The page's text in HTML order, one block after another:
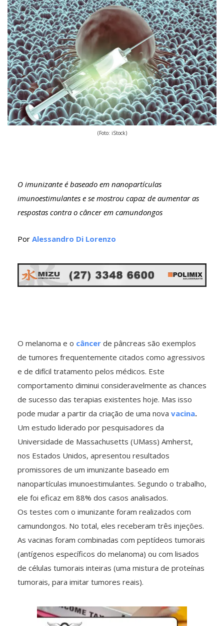
(Foto: iStock)
O imunizante é baseado em nanopartículas
imunoestimulantes e se mostrou capaz de aumentar as
respostas contra o câncer em camundongos
Por Alessandro Di Lorenzo
O melanoma e o câncer de pâncreas são exemplos
de tumores frequentemente citados como agressivos
e de difícil tratamento pelos médicos. Este
comportamento diminui consideravelmente as chances
de sucesso das terapias existentes hoje. Mas isso
pode mudar a partir da criação de uma nova vacina.
Um estudo liderado por pesquisadores da
Universidade de Massachusetts (UMass) Amherst,
nos Estados Unidos, apresentou resultados
promissores de um imunizante baseado em
nanopartículas imunoestimulantes. Segundo o trabalho,
ele foi eficaz em 88% dos casos analisados.
Os testes com o imunizante foram realizados com
camundongos. No total, eles receberam três injeções.
As vacinas foram combinadas com peptídeos tumorais
(antígenos específicos do melanoma) ou com lisados
de células tumorais inteiras (uma mistura de proteínas
tumorais, para imitar tumores reais).